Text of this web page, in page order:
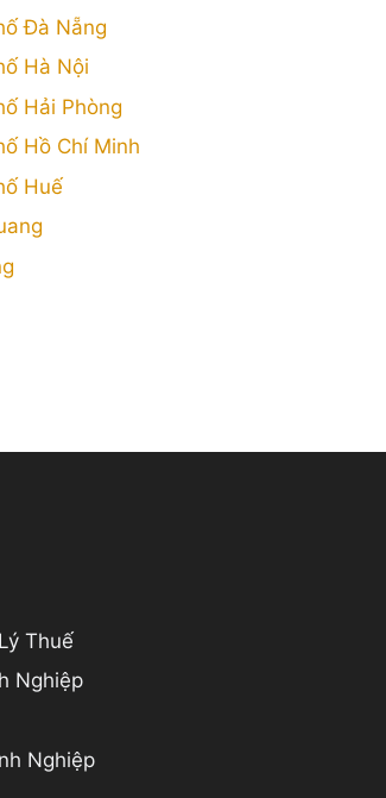
Đà Nẵng
Hà Nội
Hải Phòng
Hồ Chí Minh
Huế
Thuế
Nghiệp
Nghiệp